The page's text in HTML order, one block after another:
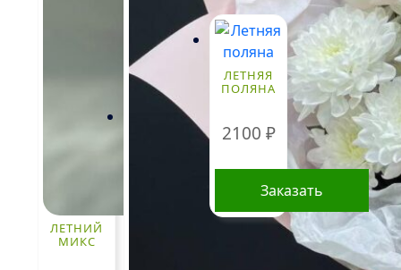
ЛЕТНИЙ
МИКС
ЛЕТНЯЯ
ПОЛЯНА
2100 ₽
Заказать
Стоимость
букетов и
композиций,
указанная на
сайте,
ориентировочна
и может
меняться.
Окончательная
цена зависит от
доступности
определенных
видов цветов,
времени года, а
также может